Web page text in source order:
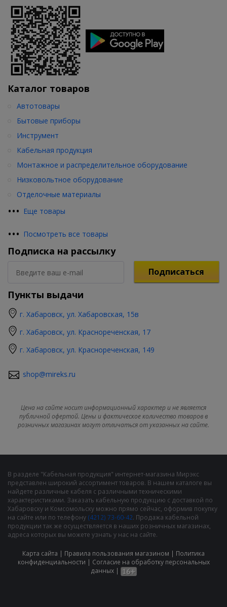
Каталог товаров
••• Еще товары
Автотовары
Бытовые приборы
Инструмент
Кабельная продукция
Монтажное и распределительное оборудование
Низковольтное оборудование
Отделочные материалы
••• Посмотреть все товары
Подписка на рассылку
Подписаться
Пункты выдачи
г. Хабаровск, ул. Хабаровская, 15в
г. Хабаровск, ул. Краснореченская, 17
г. Хабаровск, ул. Краснореченская, 149
shop@mireks.ru
Цена на сайте носит информационный характер и не является
публичной офертой. Цены и фактическое количество товаров в
розничных магазинах могут отличаться от указанных на сайте.
В разделе "Кабельная продукция" интернет-магазина Мирэкс
представлен широкий ассортимент товаров. В нашем каталоге вы
найдете различные кабеля с различными техническими
характеристиками. Заказать кабельную продукцию с доставкой по
Хабаровску и Комсомольску можно прямо сейчас, оформив покупку
на сайте или по телефону (4212) 73-60-42. Продажа кабельной
продукции так же осуществляется в наших розничных магазинах,
адреса которых вы можете узнать у нас на сайте.
Карта сайта | Правила пользования магазином | Политика
конфиденциальности | Cогласие на обработку персональных
данных|